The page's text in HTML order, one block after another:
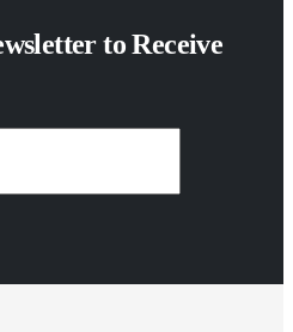
to Receive